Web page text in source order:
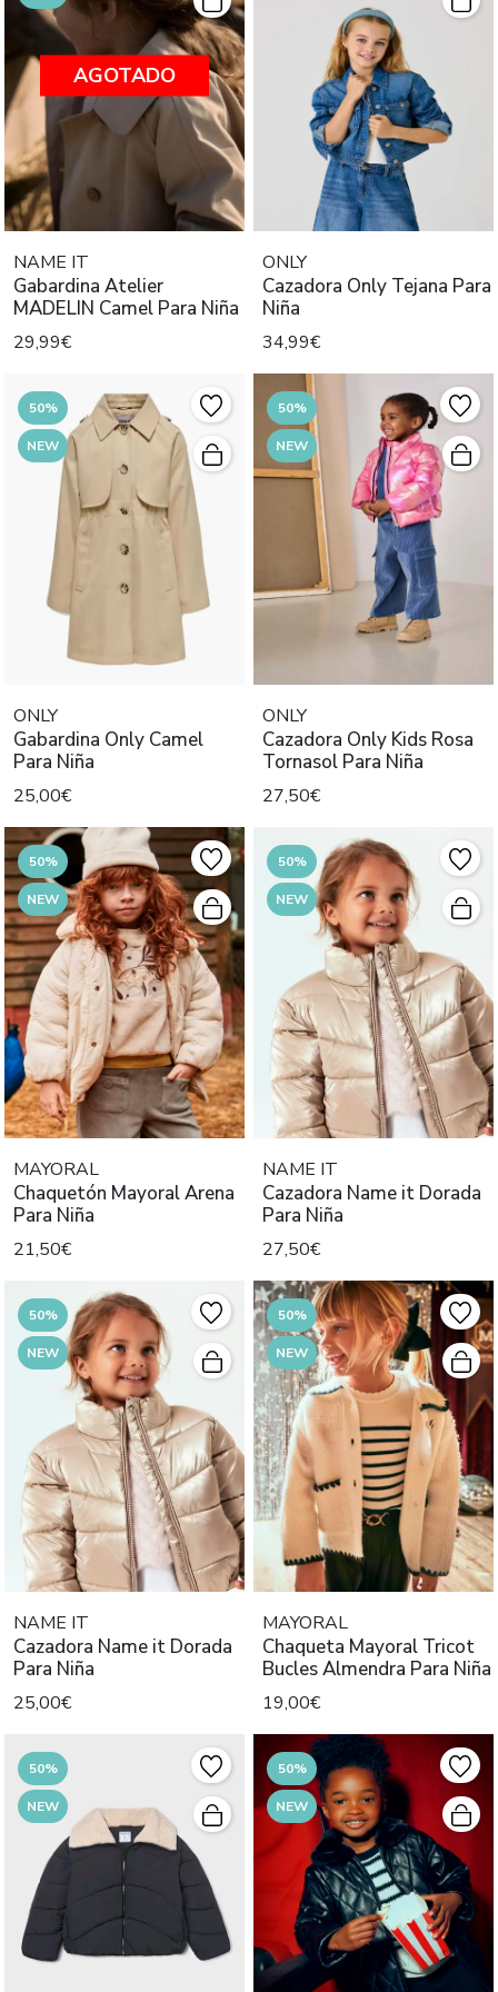
AGOTADO
NAME IT
Gabardina Atelier
MADELIN Camel Para Niña
29,99€
ONLY
Cazadora Only Tejana Para
Niña
34,99€
50%
NEW
ONLY
Gabardina Only Camel
Para Niña
25,00€
50%
NEW
ONLY
Cazadora Only Kids Rosa
Tornasol Para Niña
27,50€
50%
NEW
MAYORAL
Chaquetón Mayoral Arena
Para Niña
21,50€
50%
NEW
NAME IT
Cazadora Name it Dorada
Para Niña
27,50€
50%
NEW
NAME IT
Cazadora Name it Dorada
Para Niña
25,00€
50%
NEW
MAYORAL
Chaqueta Mayoral Tricot
Bucles Almendra Para Niña
19,00€
50%
NEW
50%
NEW